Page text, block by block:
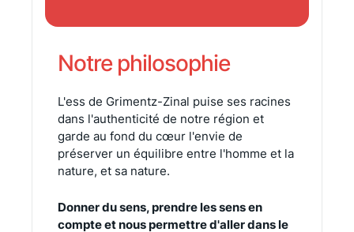
Notre philosophie
L'ess de Grimentz-Zinal puise ses racines
dans l'authenticité de notre région et
garde au fond du cœur l'envie de
préserver un équilibre entre l'homme et la
nature, et sa nature.
Donner du sens, prendre les sens en
compte et nous permettre d'aller dans le